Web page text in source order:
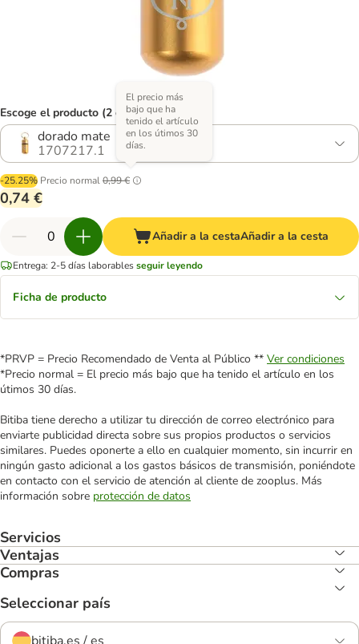
Escoge el producto (2 opciones)
dorado mate
1707217.1
-25.25% Precio normal0,99 €
El precio más
bajo que ha
tenido el artículo
en los útimos 30
días.
0,74 €
Añadir a la cestaAñadir a la cesta
Entrega: 2-5 días laborablesseguir leyendo
Ficha de producto
*PRVP = Precio Recomendado de Venta al Público ** Ver condiciones
*Precio normal = El precio más bajo que ha tenido el artículo en los
útimos 30 días.
Bitiba tiene derecho a utilizar tu dirección de correo electrónico para
enviarte publicidad directa sobre sus propios productos o servicios
similares. Puedes oponerte a ello en cualquier momento, sin incurrir en
ningún gasto adicional a los gastos básicos de transmisión, poniéndote
en contacto con el servicio de atención al cliente de zooplus. Más
información sobre protección de datos
Servicios
Ventajas
Compras
Seleccionar país